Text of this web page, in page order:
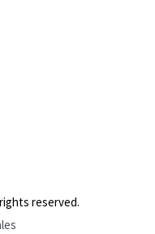
reserved.